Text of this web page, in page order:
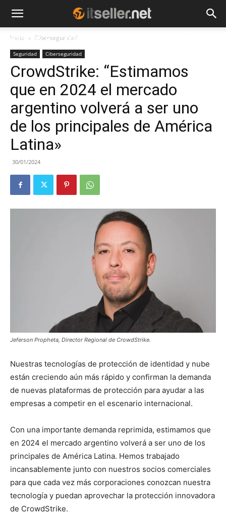
NOTICIAS TENDENCIAS
Inicio Ciberseguridad
Seguridad Ciberseguridad
CrowdStrike: “Estimamos
que en 2024 el mercado
argentino volverá a ser uno
de los principales de América
Latina»
30/01/2024
Jeferson Propheta, Director Regional de CrowdStrike.
Nuestras tecnologías de protección de identidad y nube
están creciendo aún más rápido y confirman la demanda
de nuevas plataformas de protección para ayudar a las
empresas a competir en el escenario internacional.
Con una importante demanda reprimida, estimamos que
en 2024 el mercado argentino volverá a ser uno de los
principales de América Latina. Hemos trabajado
incansablemente junto con nuestros socios comerciales
para que cada vez más corporaciones conozcan nuestra
tecnología y puedan aprovechar la protección innovadora
de CrowdStrike.